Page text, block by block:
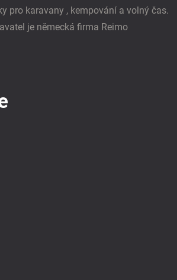
pro karavany , kempování a volný čas.
je německá firma Reimo